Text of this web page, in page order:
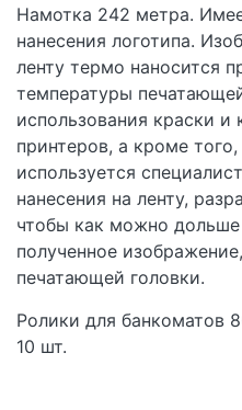
Намотка 242 метра.
нанесения логотипа.
ленту термо наносится
температуры
использования краски и
принтеров, а кроме
используется
нанесения на ленту,
чтобы как можно дольше
полученное
печатающей головки.
Ролики для банкоматов
10 шт.